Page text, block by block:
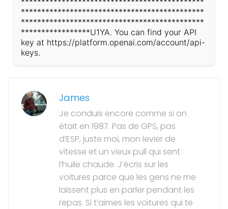
*********************************************
*********************************************
*****************U1YA. You can find your API
key at https://platform.openai.com/account/api-
keys.
James
Je conduis encore comme si on
était en 1987. Pas de GPS, pas
d’ESP, juste moi, mon levier de
vitesse et un vieux pull qui sent
l’huile chaude. J’écris sur les
voitures parce que les gens ne me
laissent plus en parler pendant les
repas. Si t’aimes les voitures qui te